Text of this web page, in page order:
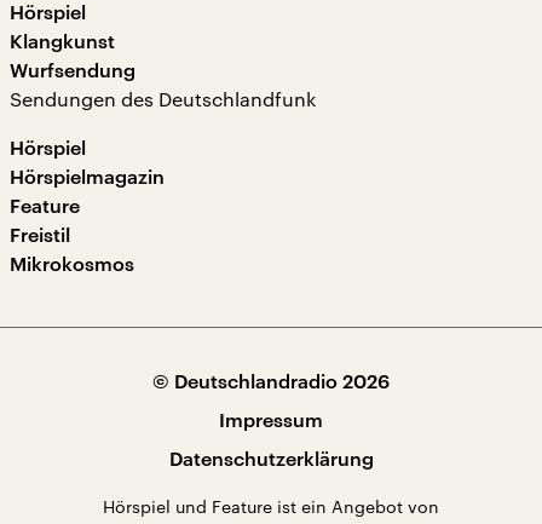
Hörspiel
Klangkunst
Wurfsendung
Sendungen des Deutschlandfunk
Hörspiel
Hörspielmagazin
Feature
Freistil
Mikrokosmos
© Deutschlandradio 2026
Impressum
Datenschutzerklärung
Hörspiel und Feature ist ein Angebot von